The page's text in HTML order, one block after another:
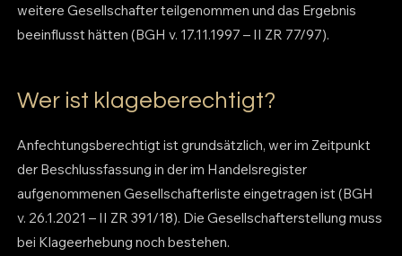
weitere Gesellschafter teilgenommen und das Ergebnis
beeinflusst hätten (BGH v. 17.11.1997 – II ZR 77/97).
Wer ist klageberechtigt?
Anfechtungsberechtigt ist grundsätzlich, wer im Zeitpunkt
der Beschlussfassung in der im Handelsregister
aufgenommenen Gesellschafterliste eingetragen ist (BGH
v. 26.1.2021 – II ZR 391/18). Die Gesellschafterstellung muss
bei Klageerhebung noch bestehen.